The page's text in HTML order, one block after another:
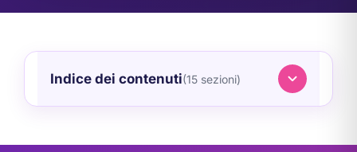
Indice dei contenuti(15 sezioni)